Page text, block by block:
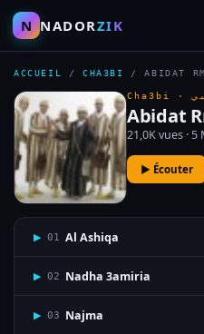
N NADORZIK
ACCUEIL /CHA3BI /ABIDAT
Cha3bi ·
Abidat
21,0K vues · 5
▶ Écouter
▶ 01 Al Ashiqa
▶ 02 Nadha 3amiria
▶ 03 Najma